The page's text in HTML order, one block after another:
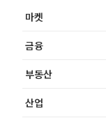
마켓
금융
부동산
산업